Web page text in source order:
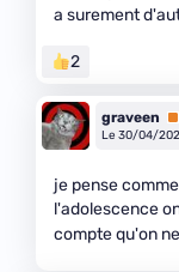
a surement
2
graveen
Le 30/04/
je pense
l'adolescence
compte qu'on